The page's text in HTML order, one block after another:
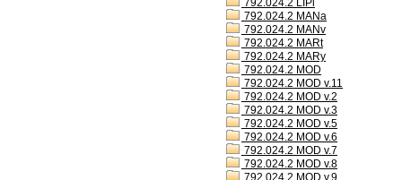
792.024.2 LIPi
792.024.2 MANa
792.024.2 MANv
792.024.2 MARt
792.024.2 MARy
792.024.2 MOD
792.024.2 MOD v.11
792.024.2 MOD v.2
792.024.2 MOD v.3
792.024.2 MOD v.5
792.024.2 MOD v.6
792.024.2 MOD v.7
792.024.2 MOD v.8
792.024.2 MOD v.9